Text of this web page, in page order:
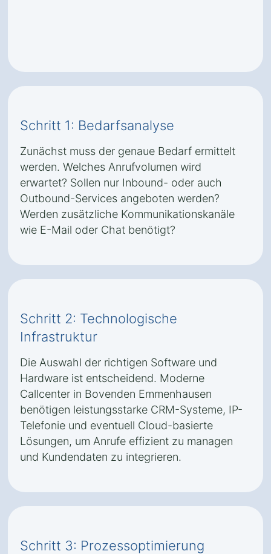
Schritt 1: Bedarfsanalyse
Zunächst muss der genaue Bedarf ermittelt
werden. Welches Anrufvolumen wird
erwartet? Sollen nur Inbound- oder auch
Outbound-Services angeboten werden?
Werden zusätzliche Kommunikationskanäle
wie E-Mail oder Chat benötigt?
Schritt 2: Technologische
Infrastruktur
Die Auswahl der richtigen Software und
Hardware ist entscheidend. Moderne
Callcenter in Bovenden Emmenhausen
benötigen leistungsstarke CRM-Systeme, IP-
Telefonie und eventuell Cloud-basierte
Lösungen, um Anrufe effizient zu managen
und Kundendaten zu integrieren.
Schritt 3: Prozessoptimierung